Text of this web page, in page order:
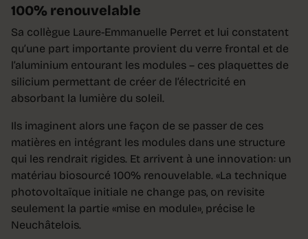
100% renouvelable
Sa collègue Laure-Emmanuelle Perret et lui constatent
qu’une part importante provient du verre frontal et de
l’aluminium entourant les modules – ces plaquettes de
silicium permettant de créer de l’électricité en
absorbant la lumière du soleil.
Ils imaginent alors une façon de se passer de ces
matières en intégrant les modules dans une structure
qui les rendrait rigides. Et arrivent à une innovation: un
matériau biosourcé 100% renouvelable. «La technique
photovoltaïque initiale ne change pas, on revisite
seulement la partie «mise en module», précise le
Neuchâtelois.